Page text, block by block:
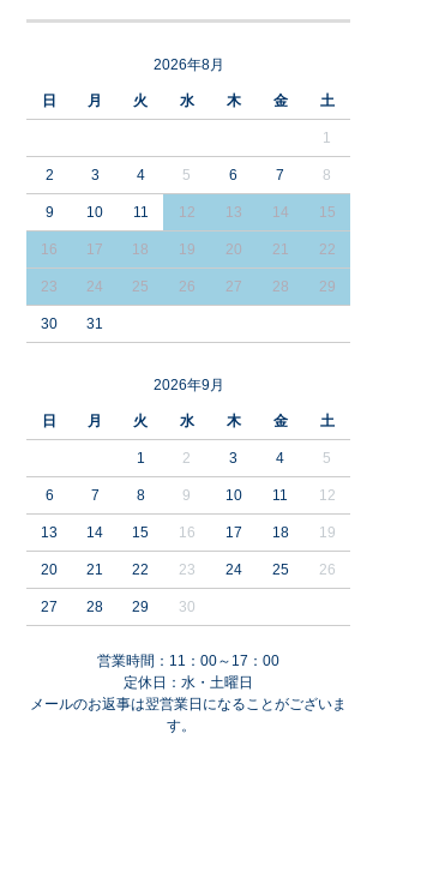
2026年8月
日 月 火 水 木 金 土
1
2 3 4 5 6 7 8
9 10 11 12 13 14 15
16 17 18 19 20 21 22
23 24 25 26 27 28 29
30 31
2026年9月
日 月 火 水 木 金 土
1 2 3 4 5
6 7 8 9 10 11 12
13 14 15 16 17 18 19
20 21 22 23 24 25 26
27 28 29 30
営業時間：11：00～17：00
定休日：水・土曜日
メールのお返事は翌営業日になることがございま
す。